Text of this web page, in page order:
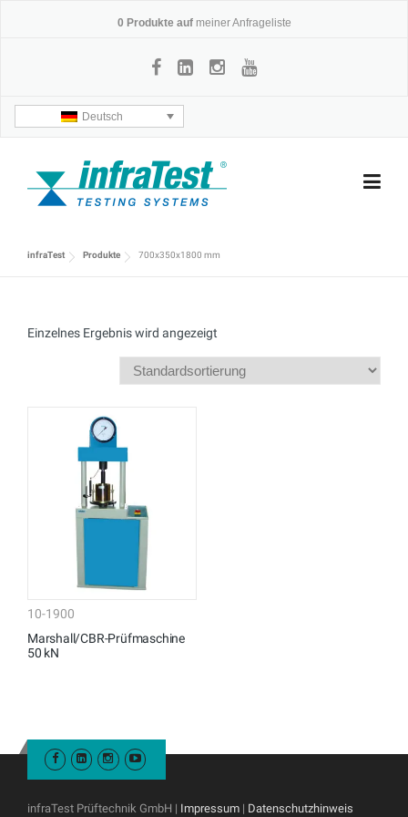
0 Produkte auf meiner Anfrageliste
Deutsch
infraTest Produkte 700x350x1800 mm
Einzelnes Ergebnis wird angezeigt
10-1900
Marshall/CBR-Prüfmaschine
50 kN
infraTest Prüftechnik GmbH | Impressum | Datenschutzhinweis